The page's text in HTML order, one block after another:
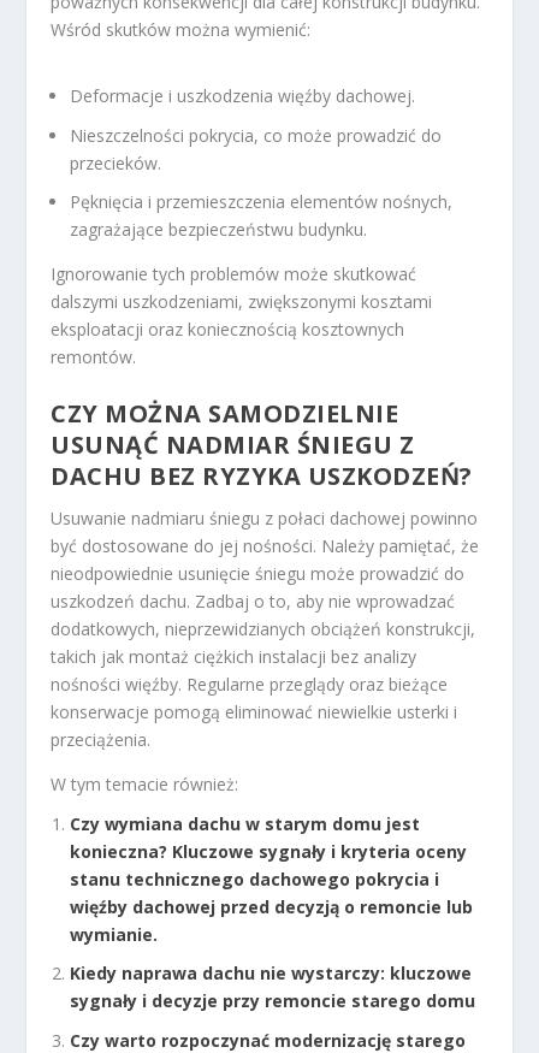
Wśród skutków można wymienić:
Deformacje i uszkodzenia więźby dachowej.
Nieszczelności pokrycia, co może prowadzić do
przecieków.
Pęknięcia i przemieszczenia elementów nośnych,
zagrażające bezpieczeństwu budynku.
Ignorowanie tych problemów może skutkować
dalszymi uszkodzeniami, zwiększonymi kosztami
eksploatacji oraz koniecznością kosztownych
remontów.
CZY MOŻNA SAMODZIELNIE
USUNĄĆ NADMIAR ŚNIEGU Z
DACHU BEZ RYZYKA USZKODZEŃ?
Usuwanie nadmiaru śniegu z połaci dachowej powinno
być dostosowane do jej nośności. Należy pamiętać, że
nieodpowiednie usunięcie śniegu może prowadzić do
uszkodzeń dachu. Zadbaj o to, aby nie wprowadzać
dodatkowych, nieprzewidzianych obciążeń konstrukcji,
takich jak montaż ciężkich instalacji bez analizy
nośności więźby. Regularne przeglądy oraz bieżące
konserwacje pomogą eliminować niewielkie usterki i
przeciążenia.
W tym temacie również:
Czy wymiana dachu w starym domu jest
konieczna? Kluczowe sygnały i kryteria oceny
stanu technicznego dachowego pokrycia i
więźby dachowej przed decyzją o remoncie lub
wymianie.
Kiedy naprawa dachu nie wystarczy: kluczowe
sygnały i decyzje przy remoncie starego domu
Czy warto rozpoczynać modernizację starego